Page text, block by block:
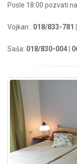
Posle 18:00 pozvati
Vojkan : 018/833-781
Saša: 018/830-004 |